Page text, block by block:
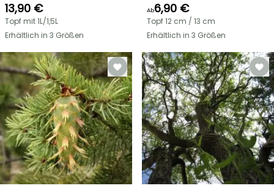
13,90 €
Topf mit 1L/1,5L
Erhältlich in 3 Größen
Ab6,90 €
Topf 12 cm / 13 cm
Erhältlich in 3 Größen